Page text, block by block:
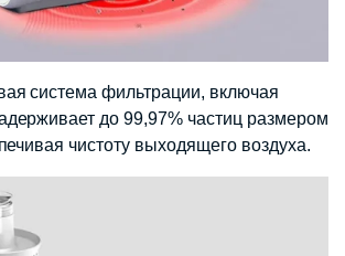
система фильтрации, включая
до 99,97% частиц размером
чистоту выходящего воздуха.